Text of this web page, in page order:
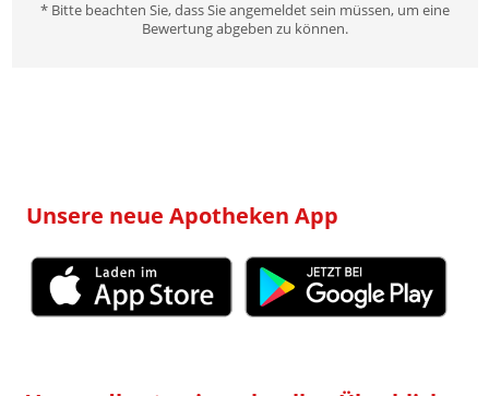
* Bitte beachten Sie, dass Sie angemeldet sein müssen, um eine
Bewertung abgeben zu können.
Unsere neue Apotheken App